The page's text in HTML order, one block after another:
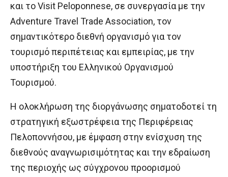
και το Visit Peloponnese, σε συνεργασία με την
Adventure Travel Trade Association, τον
σημαντικότερο διεθνή οργανισμό για τον
τουρισμό περιπέτειας και εμπειρίας, με την
υποστήριξη του Ελληνικού Οργανισμού
Τουρισμού.
Η ολοκλήρωση της διοργάνωσης σηματοδοτεί τη
στρατηγική εξωστρέφεια της Περιφέρειας
Πελοποννήσου, με έμφαση στην ενίσχυση της
διεθνούς αναγνωρισιμότητας και την εδραίωση
της περιοχής ως σύγχρονου προορισμού